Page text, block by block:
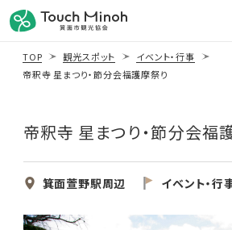
TOP 観光スポット
イベント・行事
帝釈寺 星まつり・節分会福護摩祭り
帝釈寺 星まつり・節分会福
箕面萱野駅周辺 イベント・行